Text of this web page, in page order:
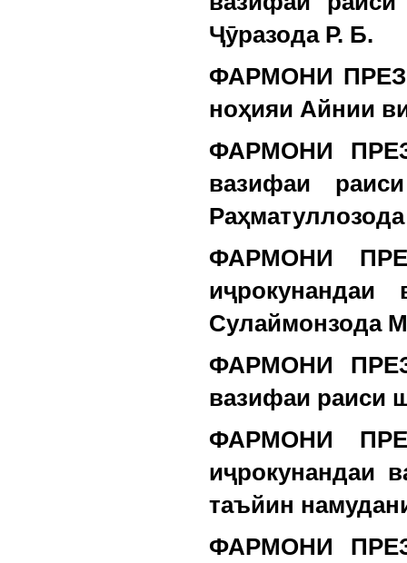
Ҷӯразода Р. Б.
ФАРМОНИ
ноҳияи Айнии
ФАРМОНИ
вазифаи
ФАРМОНИ
Сулаймонзода
ФАРМОНИ
вазифаи раиси
ФАРМОНИ
иҷрокунандаи
таъйин
ФАРМОНИ